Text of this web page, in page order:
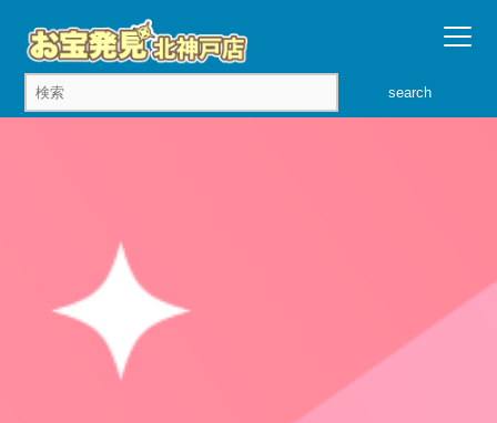
search